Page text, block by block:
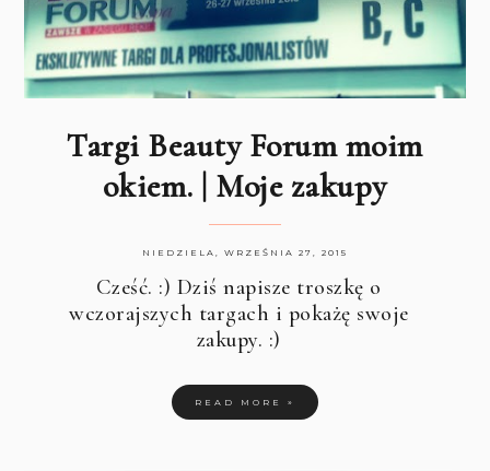
Targi Beauty Forum moim
okiem. | Moje zakupy
NIEDZIELA, WRZEŚNIA 27, 2015
Cześć. :) Dziś napisze troszkę o
wczorajszych targach i pokażę swoje
zakupy. :)
READ MORE »